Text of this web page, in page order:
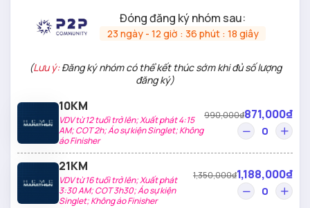
Đóng đăng ký nhóm sau:
23 ngày - 12 giờ : 36 phút : 18 giây
(Lưu ý:Đăng ký nhóm có thể kết thúc sớm khi đủ số lượng
đăng ký)
10KM
VDV từ 12 tuổi trở lên; Xuất phát 4:15
AM; COT 2h; Áo sự kiện Singlet; Không
áo Finisher
990,000₫871,000₫
21KM
VDV từ 16 tuổi trở lên; Xuất phát
3:30 AM; COT 3h30; Áo sự kiện
Singlet; Không áo Finisher
1,350,000₫1,188,000₫